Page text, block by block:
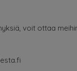
voit ottaa